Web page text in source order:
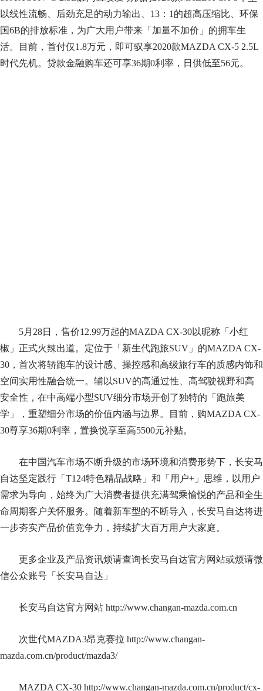
以线性流畅、后劲充足的动力输出、13：1的超高压缩比、环保
国6B的排放标准，为广大用户带来「加量不加价」的拥车生
活。目前，首付仅1.8万元，即可驭享2020款MAZDA CX-5 2.5L
时代先机。贷款金融购车还可享36期0利率，日供低至56元。
5月28日，售价12.99万起的MAZDA CX-30以昵称「小红
椒」正式火辣出道。定位于「新生代跑旅SUV」的MAZDA CX-
30，首次将轿跑车的设计感、操控感和高级旅行车的质感内饰和
空间实用性融合统一。辅以SUV的高通过性、高驾驶视野和高
安全性，在中高端小型SUV细分市场开创了独特的「跑旅美
学」，重塑细分市场的价值内涵与边界。目前，购MAZDA CX-
30尊享36期0利率，置换悦享至高5500元补贴。
在中国汽车市场不断升级的市场环境和消费形势下，长安马
自达坚定践行「T124特色精品战略」和「用户+」思维，以用户
需求为导向，始终为广大消费者提供充满驾乘愉悦的产品和全生
命周期客户关怀服务。随着新车型的不断导入，长安马自达将进
一步夯实产品价值竞争力，持续扩大百万用户大家庭。
更多企业及产品资讯烦请查询长安马自达官方网站或烦请微
信公众账号「长安马自达」
长安马自达官方网站 http://www.changan-mazda.com.cn
次世代MAZDA3昂克赛拉 http://www.changan-
mazda.com.cn/product/mazda3/
MAZDA CX-30 http://www.changan-mazda.com.cn/product/cx-